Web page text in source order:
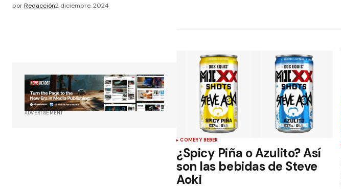
porRedacción2 diciembre, 2024
ADVERTISEMENT
COMER Y BEBER
¿Spicy Piña o Azulito? Así
son las bebidas de Steve
Aoki